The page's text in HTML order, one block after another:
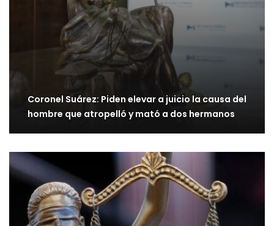
Coronel Suárez: Piden elevar a juicio la causa del
hombre que atropelló y mató a dos hermanos